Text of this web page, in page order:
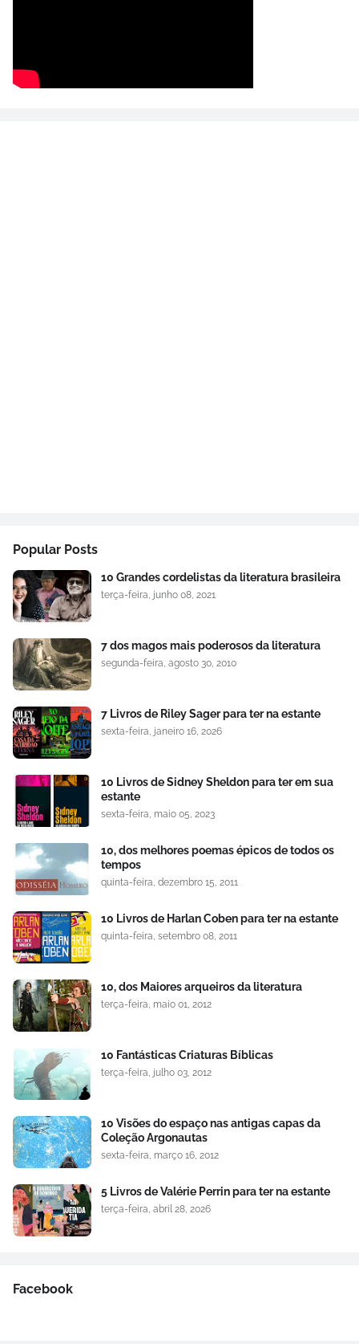
Popular Posts
10 Grandes cordelistas da literatura brasileira
terça-feira, junho 08, 2021
7 dos magos mais poderosos da literatura
segunda-feira, agosto 30, 2010
7 Livros de Riley Sager para ter na estante
sexta-feira, janeiro 16, 2026
10 Livros de Sidney Sheldon para ter em sua
estante
sexta-feira, maio 05, 2023
10, dos melhores poemas épicos de todos os
tempos
quinta-feira, dezembro 15, 2011
10 Livros de Harlan Coben para ter na estante
quinta-feira, setembro 08, 2011
10, dos Maiores arqueiros da literatura
terça-feira, maio 01, 2012
10 Fantásticas Criaturas Bíblicas
terça-feira, julho 03, 2012
10 Visões do espaço nas antigas capas da
Coleção Argonautas
sexta-feira, março 16, 2012
5 Livros de Valérie Perrin para ter na estante
terça-feira, abril 28, 2026
Facebook